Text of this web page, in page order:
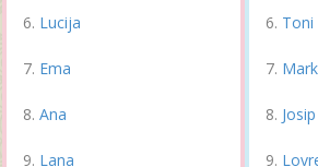
Lucija
Ema
Ana
Lana
Toni
Josip